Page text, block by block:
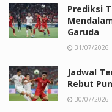
Prediksi
Garuda
31/07/2026
Jadwal
Rebut
30/07/2026